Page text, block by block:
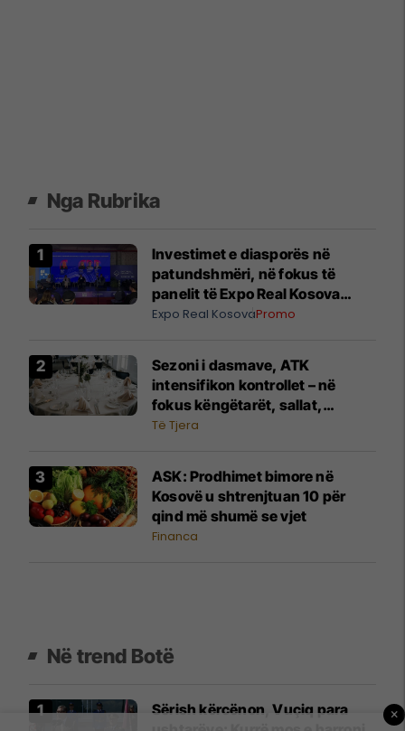
Nga Rubrika
Investimet e diasporës në
patundshmëri, në fokus të
panelit të Expo Real Kosova
2026
Expo Real KosovaPromo
Sezoni i dasmave, ATK
intensifikon kontrollet – në
fokus këngëtarët, sallat,
fotografët dhe shërbimet tjera
Të Tjera
​ASK: Prodhimet bimore në
Kosovë u shtrenjtuan 10 për
qind më shumë se vjet
Financa
Në trend Botë
Sërish kërcënon, Vuçiq para
×